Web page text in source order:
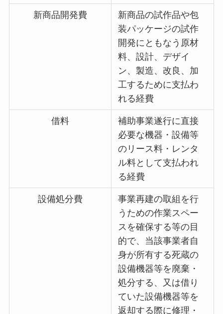
新商品開発費
新商品の試作品や包
装パッケージの試作
開発にともなう原材
料、設計、デザイ
ン、製造、改良、加
工するために支払わ
れる経費
借料
補助事業遂行に直接
必要な機器・設備等
のリース料・レンタ
ル料として支払われ
る経費
設備処分費
事業再建の取組を行
うための作業スペー
スを確保する等の目
的で、当該事業者自
身が所有する死蔵の
設備機器等を廃棄・
処分する、又は借り
ていた設備機器等を
返却する際に修理・